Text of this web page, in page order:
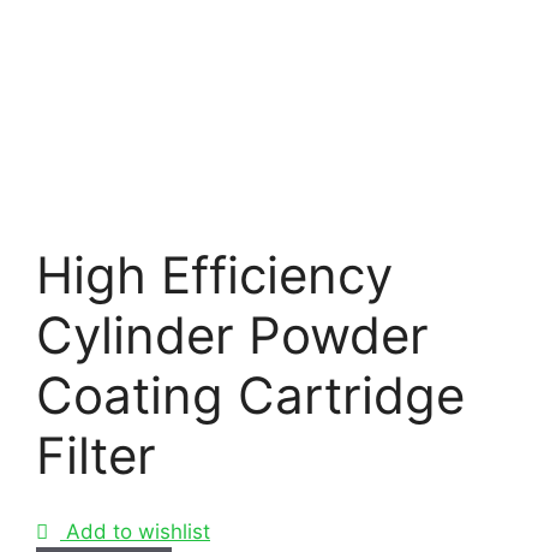
High Efficiency
Cylinder Powder
Coating Cartridge
Filter
Add to wishlist